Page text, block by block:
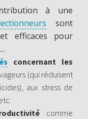
à une
sont
efficaces pour
concernant les
(qui réduisent
aux stress de
comme